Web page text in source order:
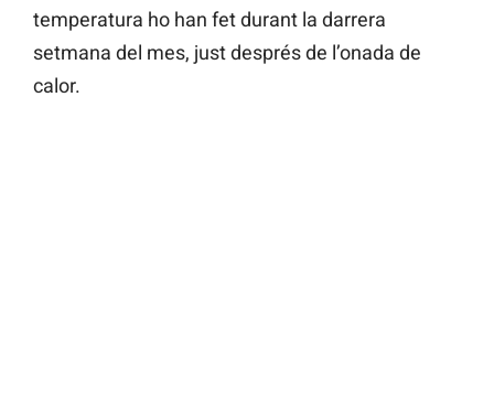
temperatura ho han fet durant la darrera
setmana del mes, just després de l’onada de
calor.